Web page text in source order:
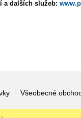
a dalších služeb:
Všeobecné